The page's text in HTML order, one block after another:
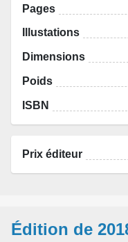
Pages
Illustations
Dimensions
Poids
ISBN
Prix éditeur
Édition de